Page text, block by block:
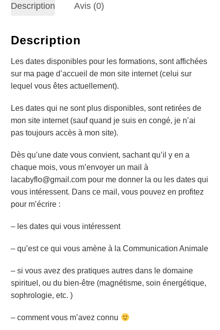
de
Description Avis (0)
Description
Les dates disponibles pour les formations, sont affichées
sur ma page d’accueil de mon site internet (celui sur
lequel vous êtes actuellement).
Les dates qui ne sont plus disponibles, sont retirées de
mon site internet (sauf quand je suis en congé, je n’ai
pas toujours accès à mon site).
Dès qu’une date vous convient, sachant qu’il y en a
chaque mois, vous m’envoyer un mail à
lacabyflo@gmail.com pour me donner la ou les dates qui
vous intéressent. Dans ce mail, vous pouvez en profitez
pour m’écrire :
– les dates qui vous intéressent
– qu’est ce qui vous amène à la Communication Animale
– si vous avez des pratiques autres dans le domaine
spirituel, ou du bien-être (magnétisme, soin énergétique,
sophrologie, etc. )
– comment vous m’avez connu